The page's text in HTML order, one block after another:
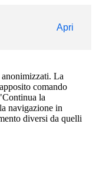
Apri
La
comando
la
navigazione in
diversi da quelli